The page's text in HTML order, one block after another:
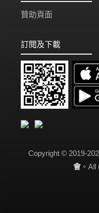
贊助頁面
訂閱及下載
Copyright © 2019-
會。All